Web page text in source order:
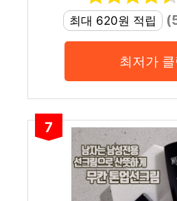
최대 620원 적립
최저가 클
7